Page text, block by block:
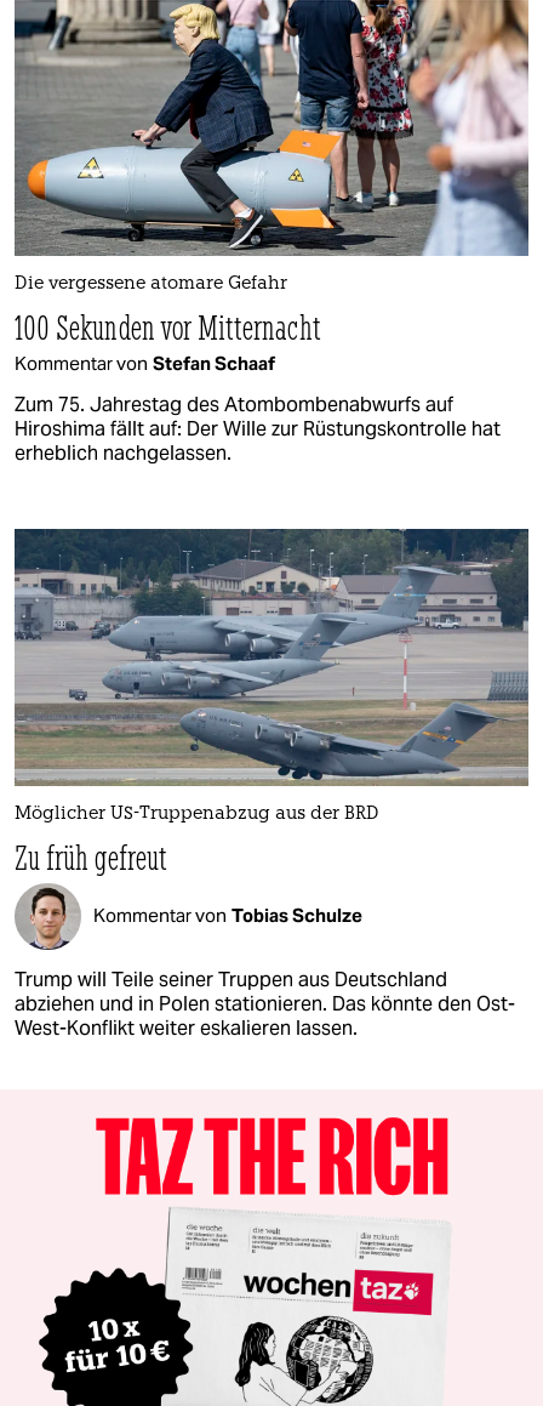
Die vergessene atomare Gefahr
100 Sekunden vor Mitternacht
Kommentar von Stefan Schaaf
Zum 75. Jahrestag des Atombombenabwurfs auf
Hiroshima fällt auf: Der Wille zur Rüstungskontrolle hat
erheblich nachgelassen.
Möglicher US-Truppenabzug aus der BRD
Zu früh gefreut
Kommentar von Tobias Schulze
Trump will Teile seiner Truppen aus Deutschland
abziehen und in Polen stationieren. Das könnte den Ost-
West-Konflikt weiter eskalieren lassen.